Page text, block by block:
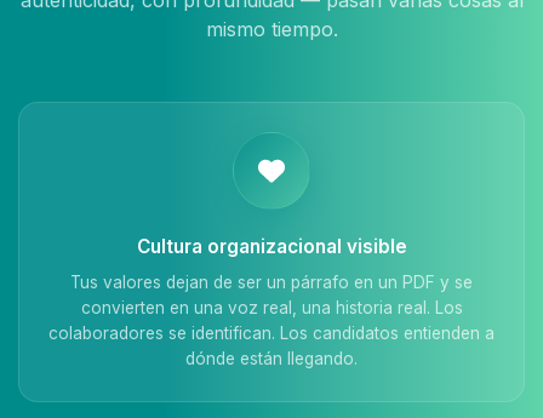
mismo tiempo.
Cultura organizacional visible
Tus valores dejan de ser un párrafo en un PDF y se
convierten en una voz real, una historia real. Los
colaboradores se identifican. Los candidatos entienden a
dónde están llegando.